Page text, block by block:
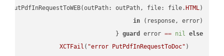
.putPdfInRequestToWEB(outPath: outPath, file: file. HTML
(response, error)
in
guard
error == nil else
XCTFail ( "error PutPdfInRequestToDoc"